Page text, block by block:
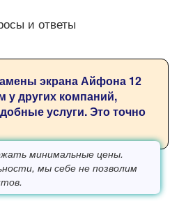
и ответы
экрана Айфона 12
у других компаний,
услуги. Это точно
минимальные цены.
мы себе не позволим